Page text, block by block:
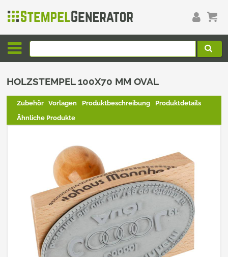
HOLZSTEMPEL 100X70 MM OVAL
Zubehör Vorlagen Produktbeschreibung
Produktdetails
Ähnliche Produkte